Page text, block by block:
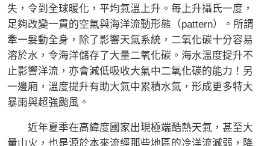
失，令到全球暖化，平均氣溫上升。每上升攝氏一度，
足夠改變一貫的空氣與海洋流動形態（pattern）。所謂
牽一髮動全身，除了影響天氣系統，二氧化碳十分容易
溶於水，令海洋儲存了大量二氧化碳。海水溫度提升不
止影響洋流，亦會減低吸收大氣中二氧化碳的能力！另
一邊廂，溫度提升有助大氣中累積水氣，形成更多特大
暴雨與超強颱風。
近年夏季在高緯度國家出現極端酷熱天氣，甚至大
量山火，也是源於本來流經那些地區的冷洋流減弱，降